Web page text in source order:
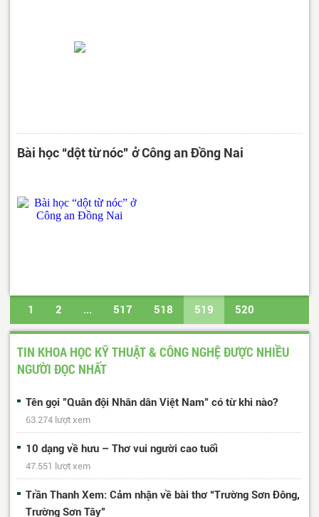
Bài học “dột từ nóc” ở Công an Đồng Nai
1 2 ... 517 518 519 520
521 ... 1034 1035 Trang cuối
TIN KHOA HỌC KỸ THUẬT & CÔNG NGHỆ ĐƯỢC NHIỀU
NGƯỜI ĐỌC NHẤT
Tên gọi "Quân đội Nhân dân Việt Nam" có từ khi nào?
63.274 lượt xem
10 dạng về hưu – Thơ vui người cao tuổi
47.551 lượt xem
Trần Thanh Xem: Cảm nhận về bài thơ “Trường Sơn Đông,
Trường Sơn Tây”